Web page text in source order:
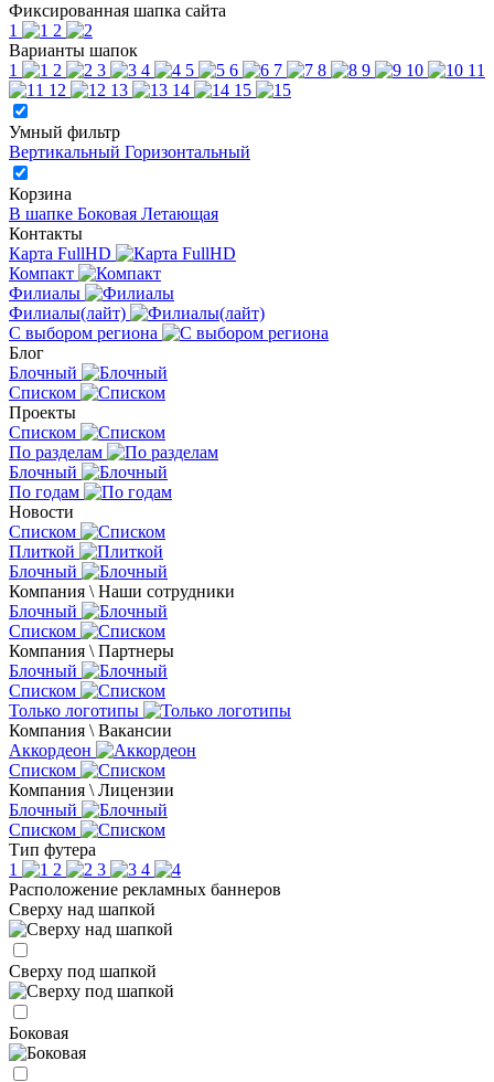
Фиксированная шапка сайта
1
2
Варианты шапок
1
2 3 4 5 6 7 8 9 10
11
12
13 14 15
Умный фильтр
Вертикальный Горизонтальный
Корзина
В шапке Боковая Летающая
Контакты
Карта FullHD
Компакт
Филиалы
Филиалы(лайт)
С выбором региона
Блог
Блочный
Списком
Проекты
Списком
По разделам
Блочный
По годам
Новости
Списком
Плиткой
Блочный
Компания \ Наши сотрудники
Блочный
Списком
Компания \ Партнеры
Блочный
Списком
Только логотипы
Компания \ Вакансии
Аккордеон
Списком
Компания \ Лицензии
Блочный
Списком
Тип футера
1
2 3
4
Расположение рекламных баннеров
Сверху над шапкой
Сверху под шапкой
Боковая